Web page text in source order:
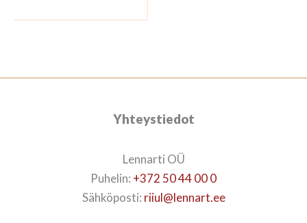
Yhteystiedot
Lennarti OÜ
Puhelin: +372 50 44 00 0
Sähköposti: riiul@lennart.ee